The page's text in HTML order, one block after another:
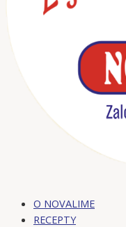
O NOVALIME
RECEPTY